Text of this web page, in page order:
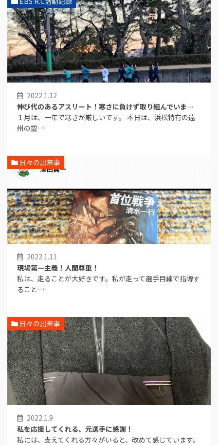
2022.1.12
伸び代のあるアスリート！寒さに負けず取り組んでいま…
１月は、一年で寒さが厳しいです。 本日は、浜松特有の遠
州の空…
2022.1.11
現場第一主義！人間尊重！
私は、走ることが大好きです。私が走って選手目線で指導す
ること…
日々の出来事
2022.1.9
私を応援してくれる、元選手に感謝！
私には、支えてくれる方々がいると、改めて感じています。
日々の出来事